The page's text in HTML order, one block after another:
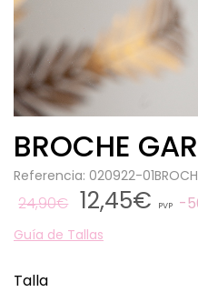
BROCHE
Referencia: 020922-
24,90€ 12,45€ PVP
Guía de Tallas
Talla